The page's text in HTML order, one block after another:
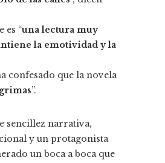
es “una lectura muy
la emotividad y la
confesado que la novela
”.
sencillez narrativa,
y un protagonista
un boca a boca que